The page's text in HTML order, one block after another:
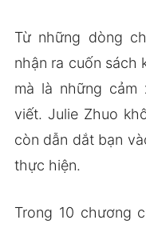
Từ những dòng
nhận ra cuốn sách
mà là những cảm
viết. Julie Zhuo
còn dẫn dắt bạn
thực hiện.
Trong 10 chương